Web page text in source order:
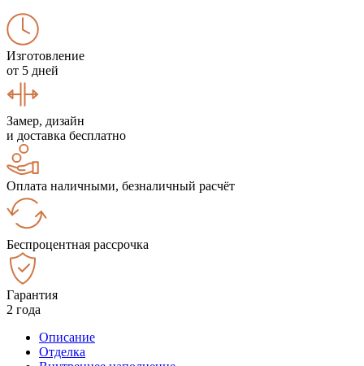
Изготовление
от 5 дней
Замер, дизайн
и доставка бесплатно
Оплата наличными, безналичный расчёт
Беспроцентная рассрочка
Гарантия
2 года
Описание
Отделка